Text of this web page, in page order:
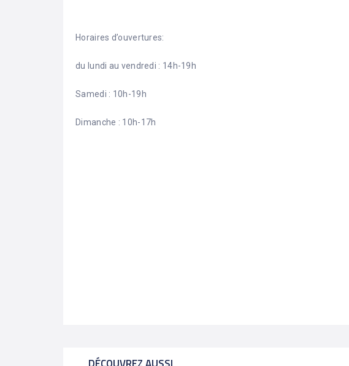
Horaires d’ouvertures:
du lundi au vendredi : 14h-19h
Samedi : 10h-19h
Dimanche : 10h-17h